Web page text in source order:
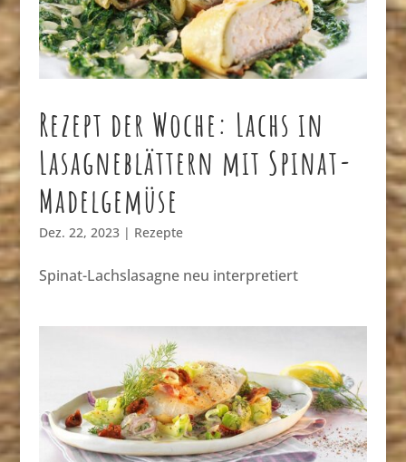
Rezept der Woche: Lachs in
Lasagneblättern mit Spinat-
Madelgemüse
Dez. 22, 2023| Rezepte
Spinat-Lachslasagne neu interpretiert